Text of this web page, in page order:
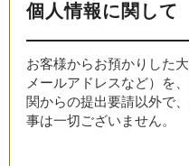
個人情報に関して
お客様からお預かりした
メールアドレスなど）を
関からの提出要請以外で
事は一切ございません。